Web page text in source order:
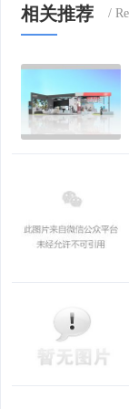
相关推荐